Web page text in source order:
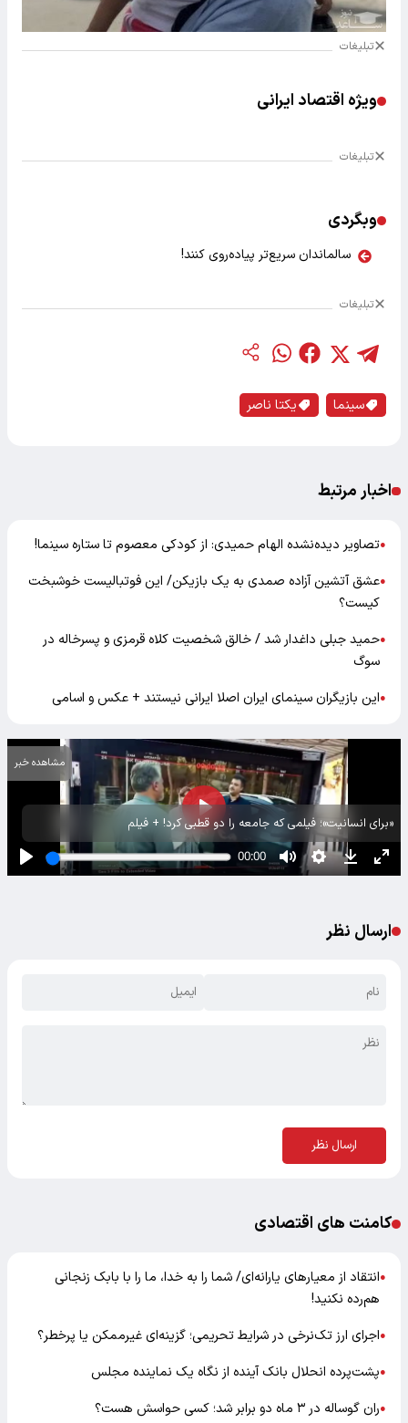
تبلیغات
ویژه اقتصاد ایرانی
تبلیغات
وبگردی
سالماندان سریع‌تر پیاده‌روی کنند!
تبلیغات
سینما یکتا ناصر
اخبار مرتبط
●تصاویر دیده‌نشده الهام حمیدی: از کودکی معصوم تا ستاره سینما!
●عشق آتشین آزاده صمدی به یک بازیکن/ این فوتبالیست خوشبخت
کیست؟
●حمید جبلی داغدار شد / خالق شخصیت کلاه قرمزی و پسرخاله در
سوگ
●این بازیگران سینمای ایران اصلا ایرانی نیستند + عکس و اسامی
«برای انسانیت»؛ فیلمی که جامعه را دو قطبی کرد! + فیلم
مشاهده خبر
ارسال نظر
ارسال نظر
کامنت های اقتصادی
●انتقاد از معیارهای یارانه‌ای/ شما را به خدا، ما را با بابک زنجانی
هم‌رده نکنید!
●اجرای ارز تک‌نرخی در شرایط تحریمی؛ گزینه‌ای غیرممکن یا پرخطر؟
●پشت‌پرده انحلال بانک آینده از نگاه یک نماینده مجلس
●ران گوساله در ۳ ماه دو برابر شد؛ کسی حواسش هست؟